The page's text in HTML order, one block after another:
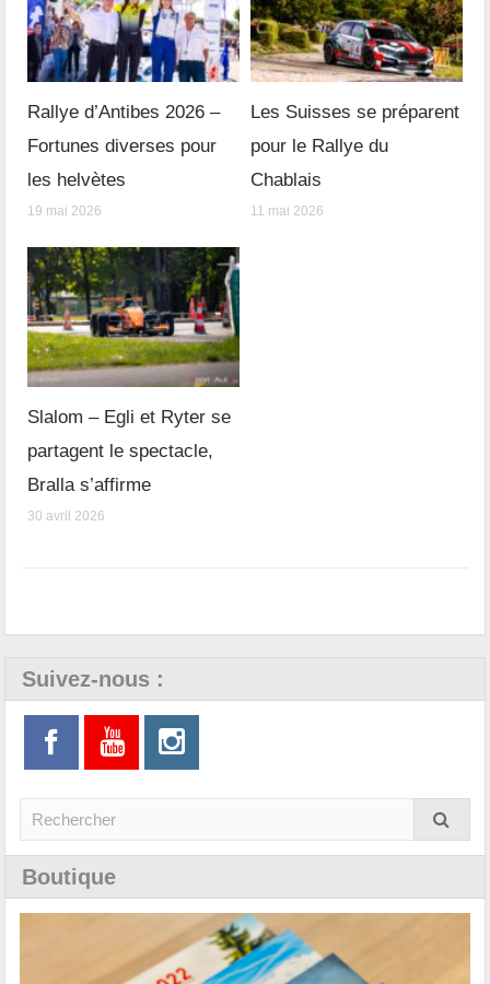
Rallye d’Antibes 2026 –
Fortunes diverses pour
les helvètes
19 mai 2026
Les Suisses se préparent
pour le Rallye du
Chablais
11 mai 2026
Slalom – Egli et Ryter se
partagent le spectacle,
Bralla s’affirme
30 avril 2026
Suivez-nous :
Boutique